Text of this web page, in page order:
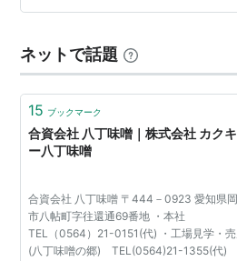
は中細麺です。 にんにく・味の
後に糸切り唐辛子を飾りいた…
ネットで話題
15 ブックマーク
合資会社 八丁味噌｜株式会社 カク
ー八丁味噌
合資会社 八丁味噌 〒444－0923 愛知県
市八帖町字往還通69番地 ・本社
TEL（0564）21-0151(代) ・工場見学・
(八丁味噌の郷) TEL(0564)21-1355(代)